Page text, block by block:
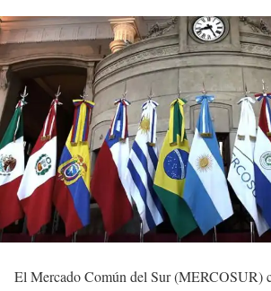
El Mercado Común del Sur (MERCOSUR)